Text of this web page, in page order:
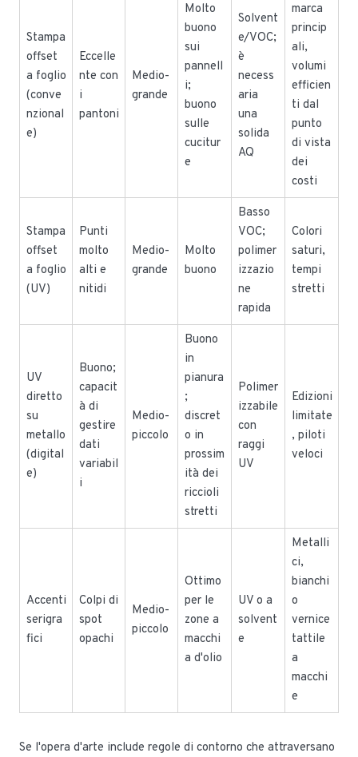
Stampa
offset
a foglio
(conve
nzional
e)
Eccelle
nte con
i
pantoni
Medio-
grande
Molto
buono
sui
pannell
i;
buono
sulle
cucitur
e
Solvent
e/VOC;
è
necess
aria
una
solida
AQ
marca
princip
ali,
volumi
efficien
ti dal
punto
di vista
dei
costi
Stampa
offset
a foglio
(UV)
Punti
molto
alti e
nitidi
Medio-
grande
Molto
buono
Basso
VOC;
polimer
izzazio
ne
rapida
Colori
saturi,
tempi
stretti
UV
diretto
su
metallo
(digital
e)
Buono;
capacit
à di
gestire
dati
variabil
i
Medio-
piccolo
Buono
in
pianura
;
discret
o in
prossim
ità dei
riccioli
stretti
Polimer
izzabile
con
raggi
UV
Edizioni
limitate
, piloti
veloci
Accenti
serigra
fici
Colpi di
spot
opachi
Medio-
piccolo
Ottimo
per le
zone a
macchi
a d'olio
UV o a
solvent
e
Metalli
ci,
bianchi
o
vernice
tattile
a
macchi
e
Se l'opera d'arte include regole di contorno che attraversano